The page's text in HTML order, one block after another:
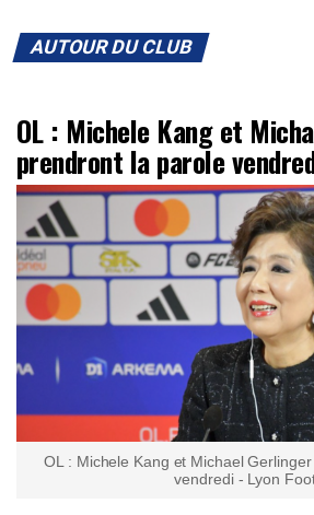
AUTOUR DU CLUB
OL : Michele Kang et
prendront la parole
OL : Michele Kang et Michael
vendredi - Lyon